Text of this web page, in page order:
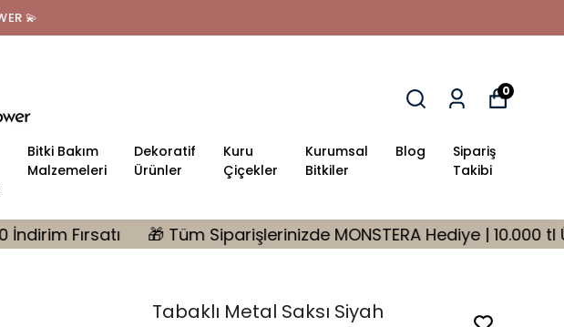
Bitki Bakım
Malzemeleri
Dekoratif
Ürünler
Kuru
Çiçekler
Kurumsal
Bitkiler
Blog
Sipariş
Takibi
0
🎁 Tüm Siparişlerinizde MONSTERA Hediye | 10.000 tl Üzeri %10 İndirim
Tabaklı Metal Saksı Siyah